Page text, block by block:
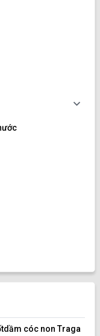
cóc non Traga